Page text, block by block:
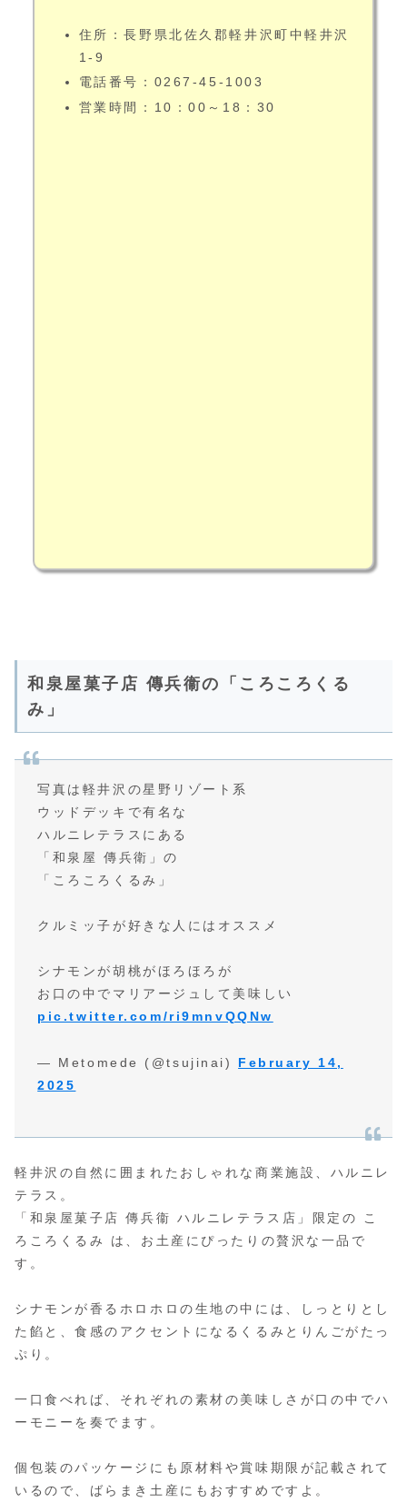
住所：長野県北佐久郡軽井沢町中軽井沢
1-9
電話番号：0267-45-1003
営業時間：10：00～18：30
和泉屋菓子店 傳兵衞の「ころころくる
み」
写真は軽井沢の星野リゾート系
ウッドデッキで有名な
ハルニレテラスにある
「和泉屋 傳兵衛」の
「ころころくるみ」
クルミッ子が好きな人にはオススメ
シナモンが胡桃がほろほろが
お口の中でマリアージュして美味しい
pic.twitter.com/ri9mnvQQNw
— Metomede (@tsujinai) February 14,
2025
軽井沢の自然に囲まれたおしゃれな商業施設、ハルニレ
テラス。
「和泉屋菓子店 傳兵衞 ハルニレテラス店」限定の こ
ろころくるみ は、お土産にぴったりの贅沢な一品で
す。
シナモンが香るホロホロの生地の中には、しっとりとし
た餡と、食感のアクセントになるくるみとりんごがたっ
ぷり。
一口食べれば、それぞれの素材の美味しさが口の中でハ
ーモニーを奏でます。
個包装のパッケージにも原材料や賞味期限が記載されて
いるので、ばらまき土産にもおすすめですよ。